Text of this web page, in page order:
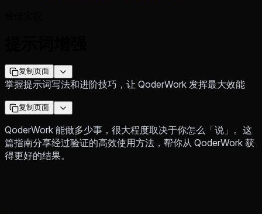
复制页面
掌握提示词写法和进阶技巧，让 QoderWork 发挥最大效能
复制页面
QoderWork 能做多少事，很大程度取决于你怎么「说」。这
篇指南分享经过验证的高效使用方法，帮你从 QoderWork 获
得更好的结果。